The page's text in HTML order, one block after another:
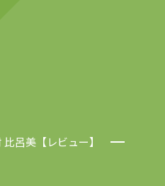
呂美【レビュー】